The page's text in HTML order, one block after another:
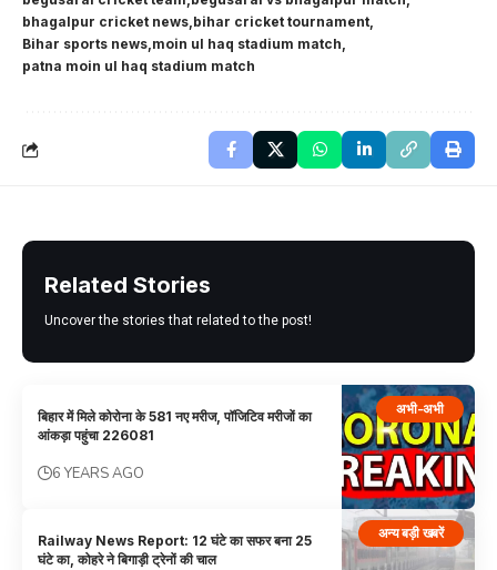
bhagalpur cricket news bihar cricket tournament
Bihar sports news moin ul haq stadium match
patna moin ul haq stadium match
Related Stories
Uncover the stories that related to the post!
अभी-अभी
बिहार में मिले कोरोना के 581 नए मरीज, पॉजिटिव मरीजों का
आंकड़ा पहुंचा 226081
6 YEARS AGO
अन्य बड़ी खबरें
Railway News Report: 12 घंटे का सफर बना 25
घंटे का, कोहरे ने बिगाड़ी ट्रेनों की चाल